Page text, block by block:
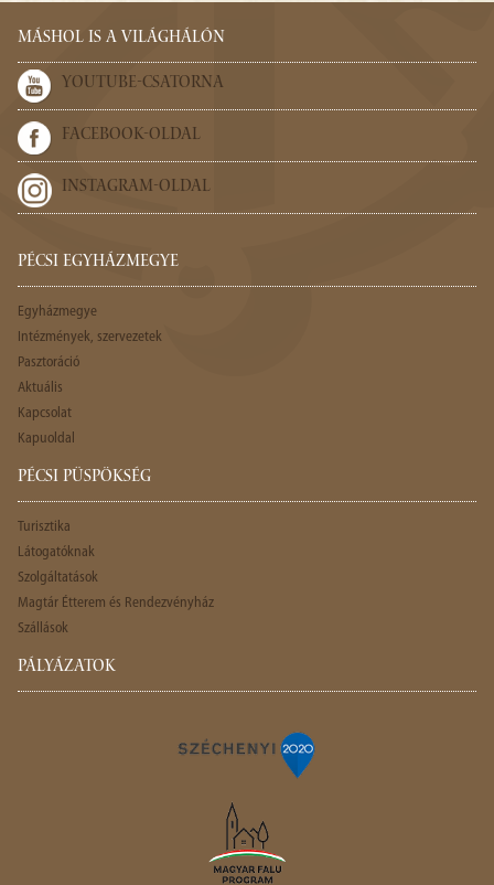
MÁSHOL IS A VILÁGHÁLÓN
YOUTUBE-CSATORNA
FACEBOOK-OLDAL
INSTAGRAM-OLDAL
PÉCSI EGYHÁZMEGYE
Egyházmegye
Intézmények, szervezetek
Pasztoráció
Aktuális
Kapcsolat
Kapuoldal
PÉCSI PÜSPÖKSÉG
Turisztika
Látogatóknak
Szolgáltatások
Magtár Étterem és Rendezvényház
Szállások
PÁLYÁZATOK